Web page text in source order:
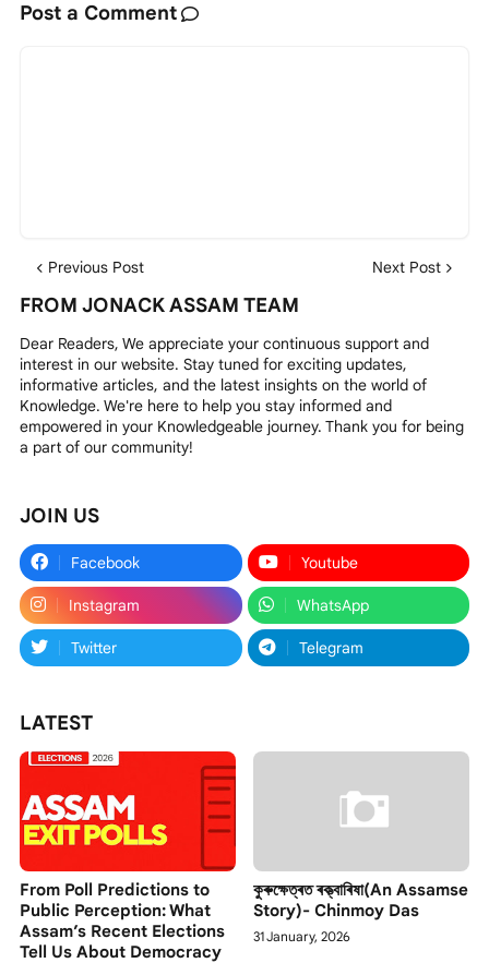
Post a Comment
Previous Post Next Post
FROM JONACK ASSAM TEAM
Dear Readers, We appreciate your continuous support and
interest in our website. Stay tuned for exciting updates,
informative articles, and the latest insights on the world of
Knowledge. We're here to help you stay informed and
empowered in your Knowledgeable journey. Thank you for being
a part of our community!
JOIN US
Facebook Youtube
Instagram WhatsApp
Twitter Telegram
LATEST
From Poll Predictions to
Public Perception: What
Assam’s Recent Elections
Tell Us About Democracy
কুৰুক্ষেত্ৰত ৰক্ত্বাৰিষা(An Assamse
Story)- Chinmoy Das
31 January, 2026